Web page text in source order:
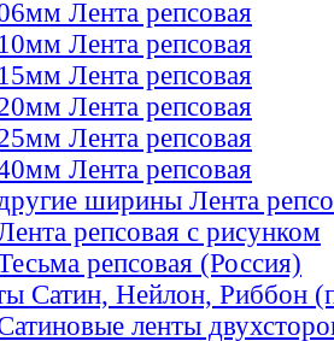
Лента репсовая
10мм Лента репсовая
15мм Лента репсовая
Лента репсовая
Лента репсовая
Лента репсовая
ширины Лента
репсовая с рисунком
репсовая (Россия)
Сатин, Нейлон, Риббон
ленты